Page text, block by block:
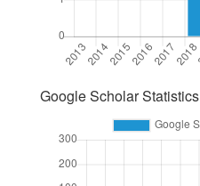
Google Scholar Statistics